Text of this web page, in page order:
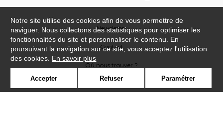
Newsletter
Contact
Où nous trouver ?
Notre site utilise des cookies afin de vous permettre de
naviguer. Nous collectons des statistiques pour optimiser les
fonctionnalités du site et personnaliser le contenu. En
poursuivant la navigation sur ce site, vous acceptez l'utilisation
des cookies. En savoir plus
Accepter Refuser Paramétrer